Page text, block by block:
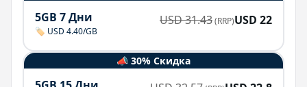
5GB 7 Дни
🏷️ USD 4.40/GB
USD31.43(RRP)USD 22
📣 30% Скидка